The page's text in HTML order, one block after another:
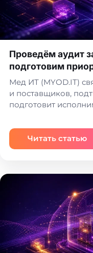
Проведём аудит
подготовим
Мед ИТ (MYOD.IT)
и поставщиков,
подготовит
Читать статью